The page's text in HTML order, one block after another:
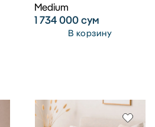
Medium
1 734 000сум
В корзину